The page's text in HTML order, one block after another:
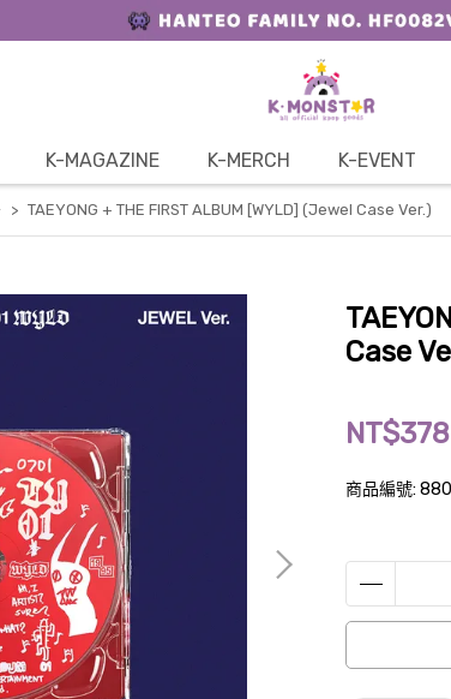
K-MAGAZINE K-MERCH K-EVENT
TAEYONG + THE FIRST ALBUM [WYLD] (Jewel Case Ver.)
Case
NT$378
商品編號: